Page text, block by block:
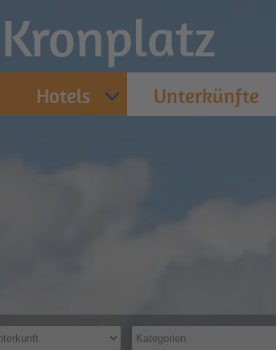
Kronplatz
Hotels Unterkünfte